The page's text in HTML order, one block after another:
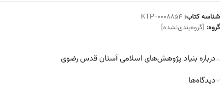
شناسه کتاب: KTP-0008854
گروه: [گروه‌بندی‌نشده]
درباره بنیاد پژوهش‌های اسلامی آستان قدس رضوی
دیدگاه‌ها